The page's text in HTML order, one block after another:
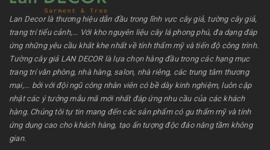
Lan Decor là thương hiệu dẫn đầu trong lĩnh vực cây giả, tường cây giả,
trang trí tiểu cảnh,... Với kho nguyên liệu cây lá phong phú, đa dạng đáp
ứng những yêu cầu khắt khe nhất về tính thẩm mỹ và tiến độ công trình.
Tường cây giả LAN DECOR là lựa chọn hàng đầu trong các hạng mục
trang trí văn phòng, nhà hàng, salon, nhà riêng, các trung tâm thương
mại,... bởi với đội ngũ công nhân viên có bề dày kinh nghiệm, luôn cập
nhật các ý tưởng mẫu mã mới nhất đáp ứng nhu cầu của các khách
hàng. Chúng tôi tự tin mang đến các sản phẩm có gu thẩm mỹ và tính
ứng dụng cao cho khách hàng, tạo ấn tượng độc đáo nâng tầm không
gian.